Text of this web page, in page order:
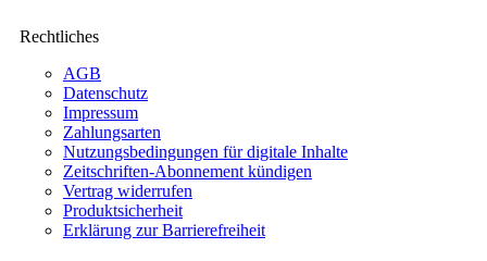
Rechtliches
AGB
Datenschutz
Impressum
Zahlungsarten
Nutzungsbedingungen für digitale Inhalte
Zeitschriften-Abonnement kündigen
Vertrag widerrufen
Produktsicherheit
Erklärung zur Barrierefreiheit